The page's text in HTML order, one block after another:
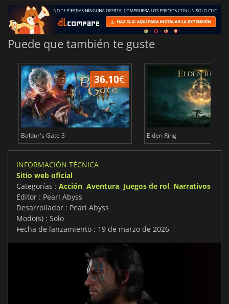
Puede que también te guste
36.10€
Baldur's Gate 3 Elden Ring
INFORMACIÓN TÉCNICA
Sitio web oficial
Categorías : Acción, Aventura, Juegos de rol, Narrativos
Editor : Pearl Abyss
Desarrollador : Pearl Abyss
Modo(s) : Solo
Fecha de lanzamiento : 19 de marzo de 2026